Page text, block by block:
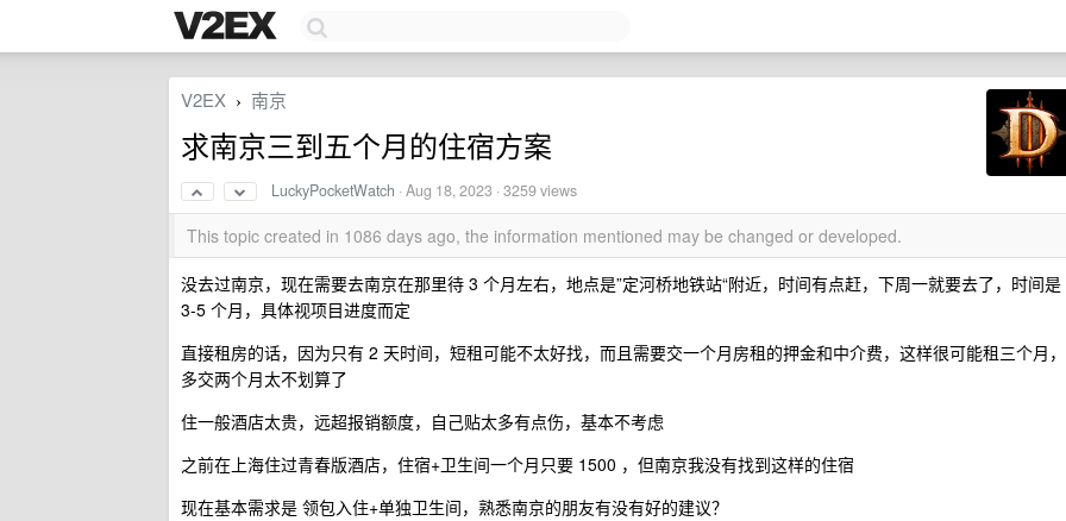
V2EX › 南京
求南京三到五个月的住宿方案
LuckyPocketWatch ·Aug 18, 2023 · 3259 views
This topic created in 1086 days ago, the information mentioned may be changed or developed.
没去过南京，现在需要去南京在那里待 3 个月左右，地点是”定河桥地铁站“附近，时间有点赶，下周一就要去了，时间是
3-5 个月，具体视项目进度而定
直接租房的话，因为只有 2 天时间，短租可能不太好找，而且需要交一个月房租的押金和中介费，这样很可能租三个月，
多交两个月太不划算了
住一般酒店太贵，远超报销额度，自己贴太多有点伤，基本不考虑
之前在上海住过青春版酒店，住宿+卫生间一个月只要 1500 ，但南京我没有找到这样的住宿
现在基本需求是 领包入住+单独卫生间，熟悉南京的朋友有没有好的建议？